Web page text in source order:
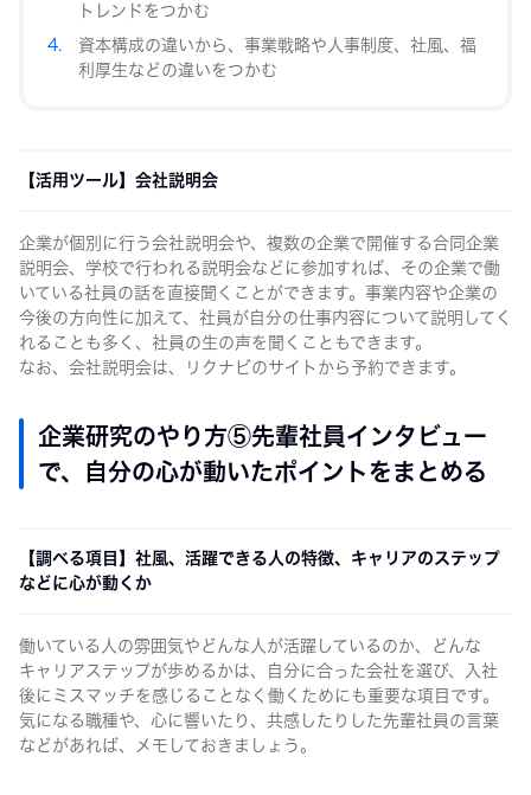
トレンドをつかむ
資本構成の違いから、事業戦略や人事制度、社風、福
利厚生などの違いをつかむ
【活用ツール】会社説明会
企業が個別に行う会社説明会や、複数の企業で開催する合同企業
説明会、学校で行われる説明会などに参加すれば、その企業で働
いている社員の話を直接聞くことができます。事業内容や企業の
今後の方向性に加えて、社員が自分の仕事内容について説明してく
れることも多く、社員の生の声を聞くこともできます。
なお、会社説明会は、リクナビのサイトから予約できます。
企業研究のやり方⑤先輩社員インタビュー
で、自分の心が動いたポイントをまとめる
【調べる項目】社風、活躍できる人の特徴、キャリアのステップ
などに心が動くか
働いている人の雰囲気やどんな人が活躍しているのか、どんな
キャリアステップが歩めるかは、自分に合った会社を選び、入社
後にミスマッチを感じることなく働くためにも重要な項目です。
気になる職種や、心に響いたり、共感したりした先輩社員の言葉
などがあれば、メモしておきましょう。